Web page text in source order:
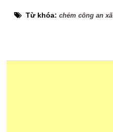
Từ khóa:chém công an xã